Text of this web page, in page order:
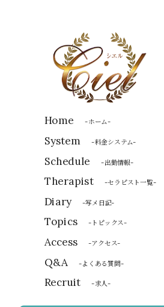
Home -ホーム-
System -料金システム-
Schedule -出勤情報-
Therapist -セラピスト一覧-
Diary -写メ日記-
Topics -トピックス-
Access -アクセス-
Q&A -よくある質問-
Recruit -求人-